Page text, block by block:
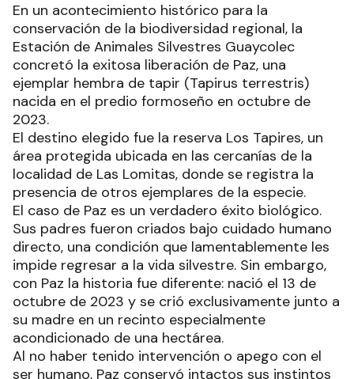
En un acontecimiento histórico para la
conservación de la biodiversidad regional, la
Estación de Animales Silvestres Guaycolec
concretó la exitosa liberación de Paz, una
ejemplar hembra de tapir (Tapirus terrestris)
nacida en el predio formoseño en octubre de
2023.
El destino elegido fue la reserva Los Tapires, un
área protegida ubicada en las cercanías de la
localidad de Las Lomitas, donde se registra la
presencia de otros ejemplares de la especie.
El caso de Paz es un verdadero éxito biológico.
Sus padres fueron criados bajo cuidado humano
directo, una condición que lamentablemente les
impide regresar a la vida silvestre. Sin embargo,
con Paz la historia fue diferente: nació el 13 de
octubre de 2023 y se crió exclusivamente junto a
su madre en un recinto especialmente
acondicionado de una hectárea.
Al no haber tenido intervención o apego con el
ser humano, Paz conservó intactos sus instintos